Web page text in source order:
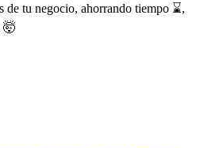
de tu negocio, ahorrando tiempo ⌛,
🤯